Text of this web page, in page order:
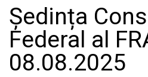
Ședința
Federal al
08.08.2025